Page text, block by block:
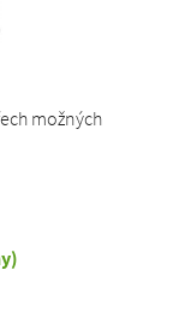
možných